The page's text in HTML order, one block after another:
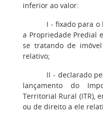
inferior ao valor:
I - fixado para
a Propriedade Predial
se tratando de
relativo;
II - declarado
lançamento do
Territorial Rural (ITR),
ou de direito a ele